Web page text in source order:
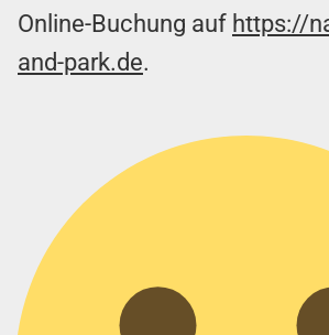
Online-Buchung auf https://
and-park.de.